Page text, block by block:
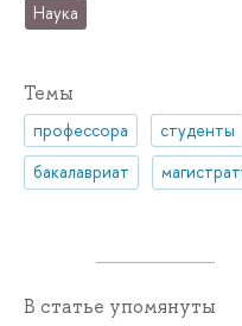
Наука
Темы
профессора студенты
бакалавриат
В статье упомянуты